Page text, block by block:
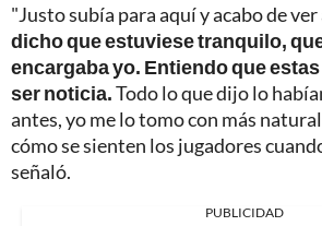
"Justo subía para aquí y acabo de
dicho que estuviese tranquilo,
encargaba yo. Entiendo que
ser noticia.Todo lo que dijo lo
antes, yo me lo tomo con más
cómo se sienten los jugadores
señaló.
PUBLICIDAD